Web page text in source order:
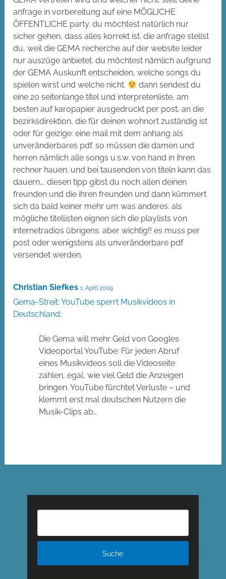
anfrage in vorbereitung auf eine MÖGLICHE
ÖFFENTLICHE party. du möchtest natürlich nur
sicher gehen, dass alles korrekt ist. die anfrage stellst
du, weil die GEMA recherche auf der website leider
nur auszüge anbietet. du möchtest nämlich aufgrund
der GEMA Auskunft entscheiden, welche songs du
spielen wirst und welche nicht.
dann sendest du
eine 20 seitenlange titel und interpretenliste, am
besten auf karopapier ausgedruckt per post, an die
bezirksdirektion, die für deinen wohnort zuständig ist
oder für geizige: eine mail mit dem anhang als
unveränderbares pdf. so müssen die damen und
herren nämlich alle songs u.s.w. von hand in ihren
rechner hauen. und bei tausenden von titeln kann das
dauern…. diesen tipp gibst du noch allen deinen
freunden und die ihren freunden und dann kümmert
sich da bald keiner mehr um was anderes. als
mögliche titellisten eignen sich die playlists von
internetradios übrigens. aber wichtig!! es muss per
post oder wenigstens als unveränderbare pdf
versendet werden.
Christian Siefkes 1. April 2009
Gema-Streit: YouTube sperrt Musikvideos in
Deutschland:
Die Gema will mehr Geld von Googles
Videoportal YouTube: Für jeden Abruf
eines Musikvideos soll die Videoseite
zahlen, egal, wie viel Geld die Anzeigen
bringen. YouTube fürchtet Verluste – und
klemmt erst mal deutschen Nutzern die
Musik-Clips ab…